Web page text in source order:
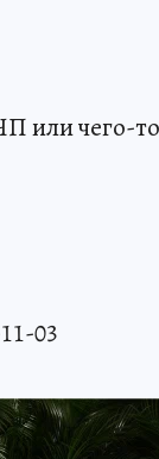
или чего-
03